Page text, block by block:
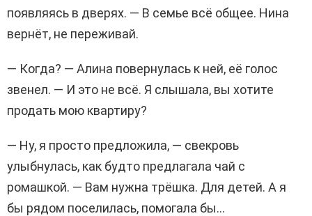
появляясь в дверях. — В семье всё общее. Нина
вернёт, не переживай.
— Когда? — Алина повернулась к ней, её голос
звенел. — И это не всё. Я слышала, вы хотите
продать мою квартиру?
— Ну, я просто предложила, — свекровь
улыбнулась, как будто предлагала чай с
ромашкой. — Вам нужна трёшка. Для детей. А я
бы рядом поселилась, помогала бы…